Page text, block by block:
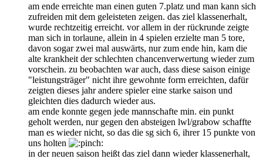
am ende erreichte man einen guten 7.platz und man kann sich
zufreiden mit dem geleisteten zeigen. das ziel klassenerhalt,
wurde rechtzeitig erreicht. vor allem in der rückrunde zeigte
man sich in torlaune, allein in 4 spielen erzielte man 5 tore,
davon sogar zwei mal auswärts, nur zum ende hin, kam die
alte krankheit der schlechten chancenverwertung wieder zum
vorschein. zu beobachten war auch, dass diese saison einige
"leistungsträger" nicht ihre gewohnte form erreichten, dafür
zeigten dieses jahr andere spieler eine starke saison und
gleichten dies dadurch wieder aus.
am ende konnte gegen jede mannschafte min. ein punkt
geholt werden, nur gegen den absteigen lwl/grabow schaffte
man es wieder nicht, so das die sg sich 6, ihrer 15 punkte von
uns holten
in der neuen saison heißt das ziel dann wieder klassenerhalt,